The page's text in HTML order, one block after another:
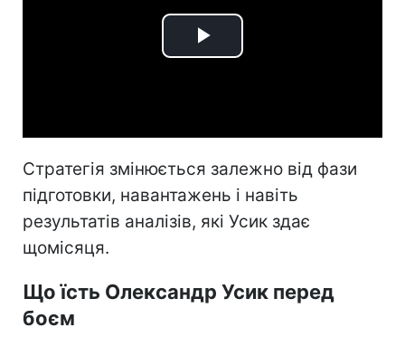
Play
Стратегія змінюється залежно від фази
підготовки, навантажень і навіть
результатів аналізів, які Усик здає
щомісяця.
Що їсть Олександр Усик перед
боєм